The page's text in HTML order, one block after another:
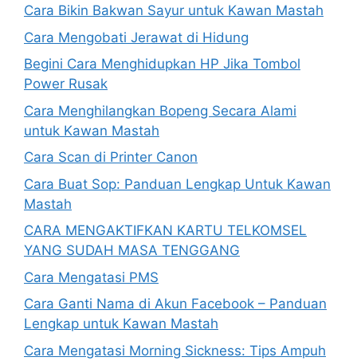
Cara Bikin Bakwan Sayur untuk Kawan Mastah
Cara Mengobati Jerawat di Hidung
Begini Cara Menghidupkan HP Jika Tombol
Power Rusak
Cara Menghilangkan Bopeng Secara Alami
untuk Kawan Mastah
Cara Scan di Printer Canon
Cara Buat Sop: Panduan Lengkap Untuk Kawan
Mastah
CARA MENGAKTIFKAN KARTU TELKOMSEL
YANG SUDAH MASA TENGGANG
Cara Mengatasi PMS
Cara Ganti Nama di Akun Facebook – Panduan
Lengkap untuk Kawan Mastah
Cara Mengatasi Morning Sickness: Tips Ampuh